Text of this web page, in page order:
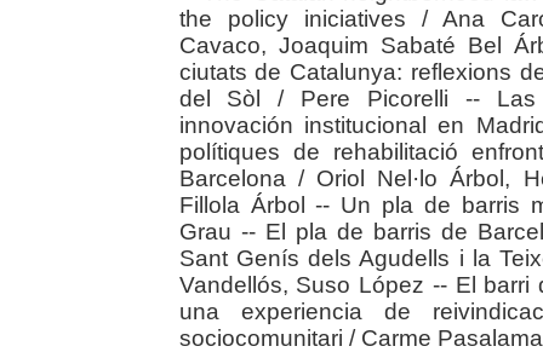
the policy iniciatives / Ana
Cavaco, Joaquim Sabaté Bel
ciutats de Catalunya: reflexions
del Sòl / Pere Picorelli -- Las
innovación institucional en
polítiques de rehabilitació
Barcelona / Oriol Nel·lo Árbol,
Fillola Árbol -- Un pla de barris
Grau -- El pla de barris de
Sant Genís dels Agudells i la
Vandellós, Suso López -- El
una experiencia de
sociocomunitari / Carme